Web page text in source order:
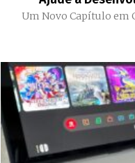
Um Novo Capítulo em Ghost Recon